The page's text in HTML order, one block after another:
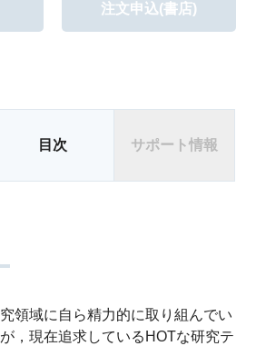
注文申込(書店)
目次 サポート情報
領域に自ら精力的に取り組んでい
，現在追求しているHOTな研究テ